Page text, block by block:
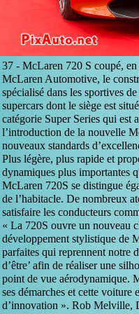
37 -McLaren 720 S coupé,
McLaren Automotive, le
spécialisé dans les sportives
supercars dont le siège est
catégorie Super Series qui est
l’introduction de la nouvelle
nouveaux standards
Plus légère, plus rapide et
dynamiques plus importantes
McLaren 720S se distingue
de l’habitacle. De nombreux
satisfaire les conducteurs
« La 720S ouvre un nouveau
développement stylistique de
parfaites qui reprennent notre
d’être’ afin de réaliser une
point de vue aérodynamique.
ses démarches et cette voiture
d’innovation ». Rob Melville,